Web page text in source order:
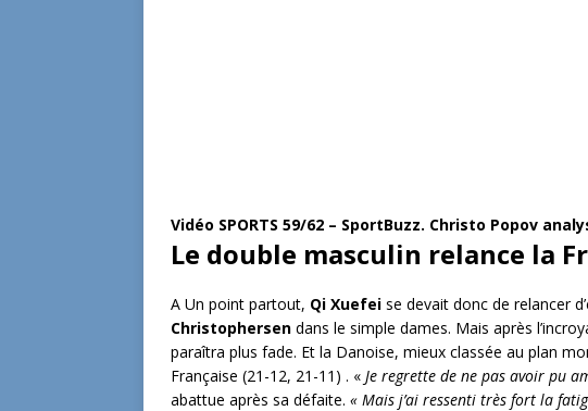
Vidéo SPORTS 59/62 – SportBuzz. Christo Popov
Le double masculin relance la
A Un point partout, Qi Xuefei se devait donc de relancer
Christophersen dans le simple dames. Mais après
paraîtra plus fade. Et la Danoise, mieux classée au plan
Française (21-12, 21-11) . « Je regrette de ne pas avoir pu
abattue après sa défaite. « Mais j’ai ressenti très fort la